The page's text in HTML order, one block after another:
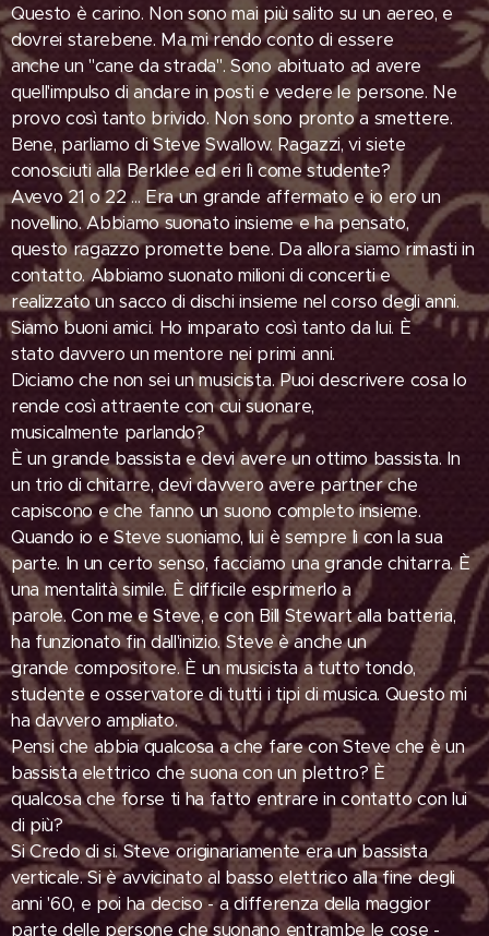
Questo è carino. Non sono mai più salito su un aereo, e
dovrei starebene. Ma mi rendo conto di essere
anche un "cane da strada". Sono abituato ad avere
quell'impulso di andare in posti e vedere le persone. Ne
provo così tanto brivido. Non sono pronto a smettere.
Bene, parliamo di Steve Swallow. Ragazzi, vi siete
conosciuti alla Berklee ed eri lì come studente?
Avevo 21 o 22 ... Era un grande affermato e io ero un
novellino. Abbiamo suonato insieme e ha pensato,
questo ragazzo promette bene. Da allora siamo rimasti in
contatto. Abbiamo suonato milioni di concerti e
realizzato un sacco di dischi insieme nel corso degli anni.
Siamo buoni amici. Ho imparato così tanto da lui. È
stato davvero un mentore nei primi anni.
Diciamo che non sei un musicista. Puoi descrivere cosa lo
rende così attraente con cui suonare,
musicalmente parlando?
È un grande bassista e devi avere un ottimo bassista. In
un trio di chitarre, devi davvero avere partner che
capiscono e che fanno un suono completo insieme.
Quando io e Steve suoniamo, lui è sempre lì con la sua
parte. In un certo senso, facciamo una grande chitarra. È
una mentalità simile. È difficile esprimerlo a
parole. Con me e Steve, e con Bill Stewart alla batteria,
ha funzionato fin dall'inizio. Steve è anche un
grande compositore. È un musicista a tutto tondo,
studente e osservatore di tutti i tipi di musica. Questo mi
ha davvero ampliato.
Pensi che abbia qualcosa a che fare con Steve che è un
bassista elettrico che suona con un plettro? È
qualcosa che forse ti ha fatto entrare in contatto con lui
di più?
Si Credo di si. Steve originariamente era un bassista
verticale. Si è avvicinato al basso elettrico alla fine degli
anni '60, e poi ha deciso - a differenza della maggior
parte delle persone che suonano entrambe le cose -